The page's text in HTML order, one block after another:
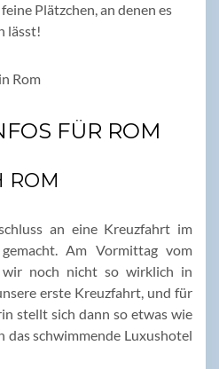
Plätzchen, an denen es
lässt!
FÜR ROM
ROM
an eine Kreuzfahrt im
Am Vormittag vom
wir noch nicht so wirklich in
erste Kreuzfahrt, und für
stellt sich dann so etwas wie
schwimmende Luxushotel